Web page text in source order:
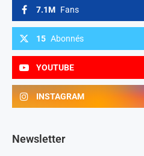
7.1M Fans
15 Abonnés
YOUTUBE
INSTAGRAM
Newsletter